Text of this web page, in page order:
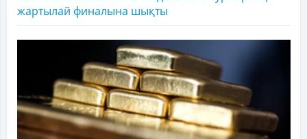
жартылай финалына шықты